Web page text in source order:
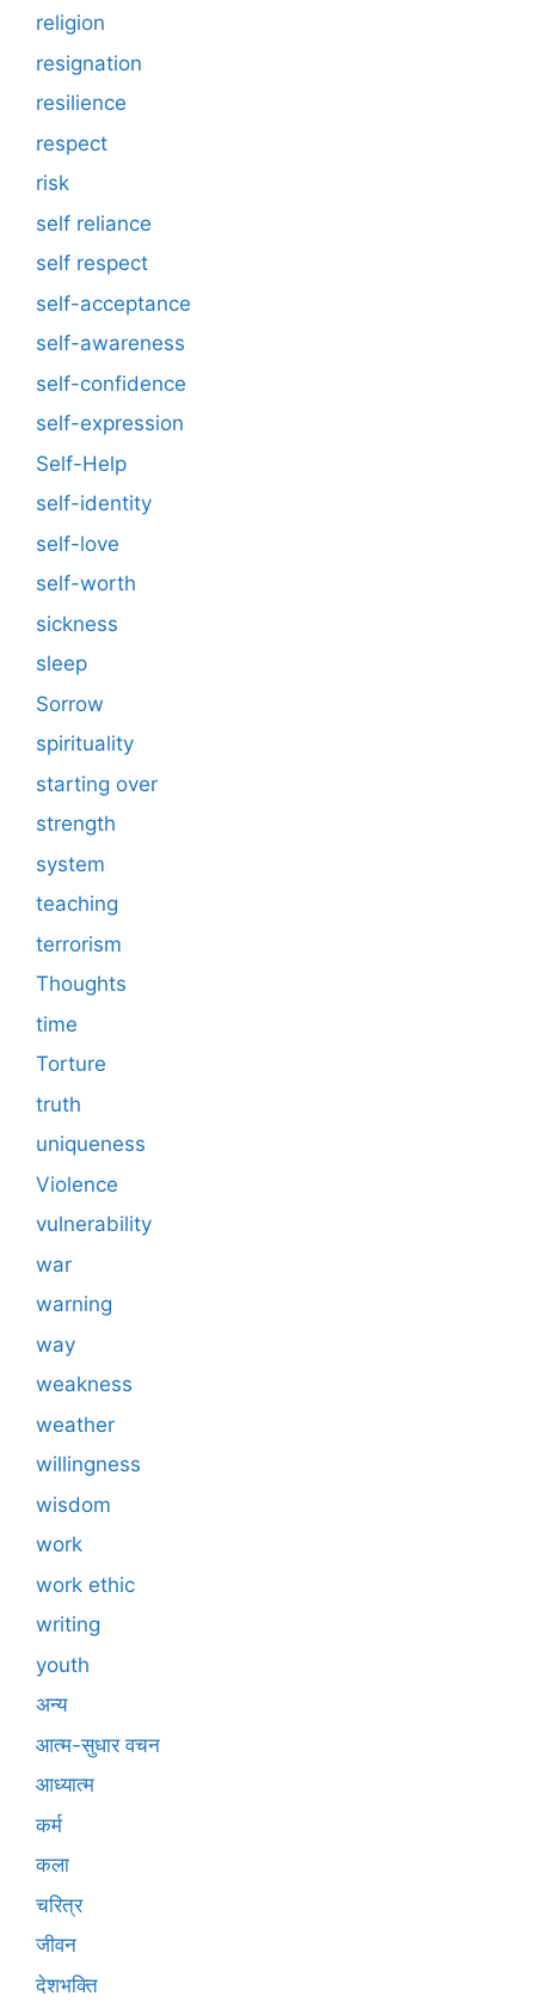
religion
resignation
resilience
respect
risk
self reliance
self respect
self-acceptance
self-awareness
self-confidence
self-expression
Self-Help
self-identity
self-love
self-worth
sickness
sleep
Sorrow
spirituality
starting over
strength
system
teaching
terrorism
Thoughts
time
Torture
truth
uniqueness
Violence
vulnerability
war
warning
way
weakness
weather
willingness
wisdom
work
work ethic
writing
youth
अन्य
आत्म-सुधार वचन
आध्यात्म
कर्म
कला
चरित्र
जीवन
देशभक्ति